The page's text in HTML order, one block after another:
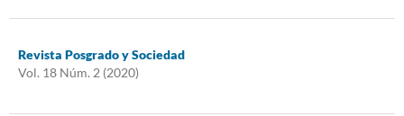
Revista Posgrado y Sociedad
Vol. 18 Núm. 2 (2020)